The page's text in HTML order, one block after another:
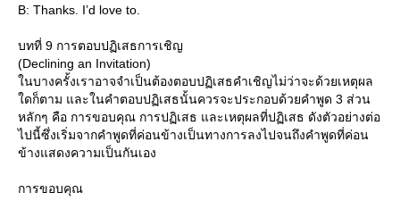
B: Thanks. I’d love to.
บทที่ 9 การตอบปฏิเสธการเชิญ
(Declining an Invitation)
นบางครั้งเราอาจจำเป็นต้องตอบปฏิเสธคำเชิญไม่ว่าจะด้วยเหตุผล
ดก็ตาม และในคำตอบปฏิเสธนั้นควรจะประกอบด้วยคำพูด 3 ส่วน
หลักๆ คือ การขอบคุณ การปฏิเสธ และเหตุผลที่ปฏิเสธ ดังตัวอย่างต่อ
ไปนี้ซึ่งเริ่มจากคำพูดที่ค่อนข้างเป็นทางการลงไปจนถึงคำพูดที่ค่อน
ข้างแสดงความเป็นกันเอง
การขอบคุณ